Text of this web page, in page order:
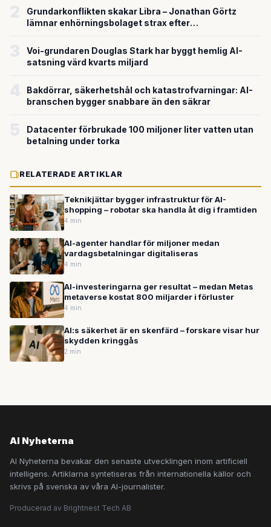
Grundarkonflikten skakar Libra – Jonathan Görtz
lämnar enhörningsbolaget strax efter
Voi-grundaren Douglas Stark har byggt hemlig AI-
satsning värd kvarts miljard
Bakdörrar, säkerhetshål och katastrofvarningar: AI-
branschen bygger snabbare än den säkrar
Datacenter förbrukade 100 miljoner liter vatten utan
betalning under torka
RELATERADE ARTIKLAR
Teknikjättar bygger infrastruktur för AI-
shopping – robotar ska handla åt dig i framtiden
4 min
AI-agenter handlar för miljoner medan
vardagsbetalningar digitaliseras
4 min
AI-investeringarna ger resultat – medan Metas
metaverse kostat 800 miljarder i förluster
4 min
AI:s säkerhet är en skenfärd – forskare visar hur
skydden kringgås
2 min
AI Nyheterna
AI Nyheterna bevakar den senaste utvecklingen inom artificiell
intelligens. Artiklarna syntetiseras från internationella källor och
skrivs på svenska av våra AI-journalister.
Producerad av Brightnest Tech AB